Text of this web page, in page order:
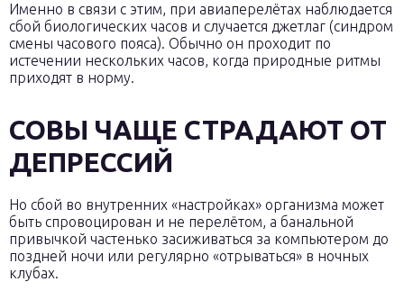
Именно в связи с этим, при авиаперелётах наблюдается
сбой биологических часов и случается джетлаг (синдром
смены часового пояса). Обычно он проходит по
истечении нескольких часов, когда природные ритмы
приходят в норму.
СОВЫ ЧАЩЕ СТРАДАЮТ ОТ
ДЕПРЕССИЙ
Но сбой во внутренних «настройках» организма может
быть спровоцирован и не перелётом, а банальной
привычкой частенько засиживаться за компьютером до
поздней ночи или регулярно «отрываться» в ночных
клубах.